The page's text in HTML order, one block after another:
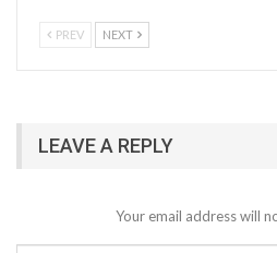
PREV NEXT
LEAVE A REPLY
Your email address will